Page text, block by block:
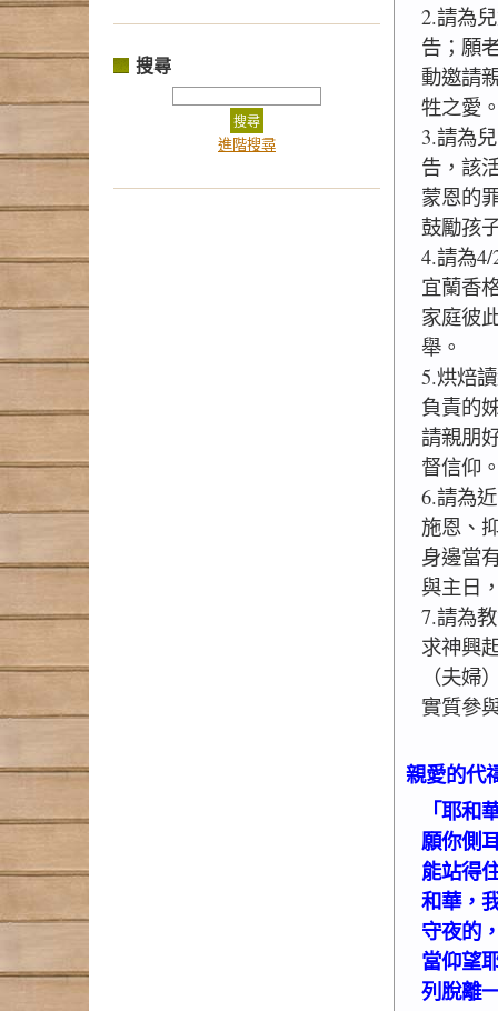
搜尋
進階搜尋
2.請為
告；願
動邀請
牲之愛
3.請為
告，該
蒙恩的
鼓勵孩
4.請為
宜蘭香
家庭彼
舉。
5.烘焙
負責的
請親朋
督信仰
6.請為
施恩、
身邊當
與主日
7.請為
求神興
（夫
實質參
親愛的代
「耶
願你側
能站得
和華，
守夜的
當仰望
列脫離